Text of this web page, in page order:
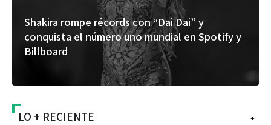
Shakira rompe récords con “Dai Dai” y
conquista el número uno mundial en Spotify y
Billboard
+
LO + RECIENTE